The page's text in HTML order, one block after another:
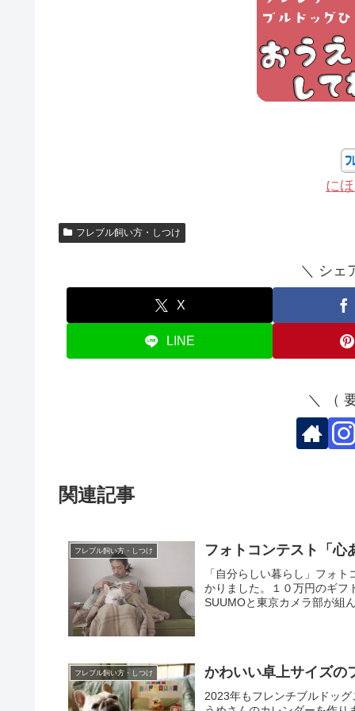
に
フレブル飼い方・しつけ
＼ シェ
X
LINE
＼ （
関連記事
フレブル飼い方・しつけ フォトコンテスト「心
「自分らしい暮らし」フォ
かりました。１０万円のギフ
SUUMOと東京カメラ部が組
フレブル飼い方・しつけ かわいい卓上サイズの
2023年もフレンチブルドッ